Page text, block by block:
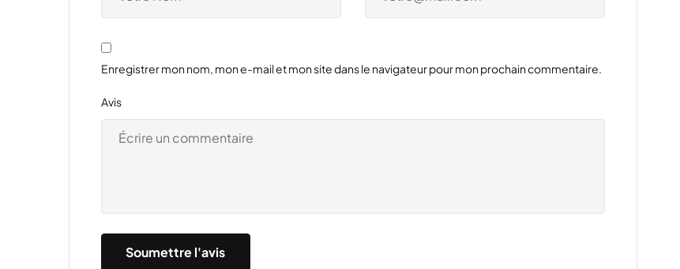
Enregistrer mon nom, mon e-mail et mon site dans le navigateur pour mon prochain commentaire.
Avis